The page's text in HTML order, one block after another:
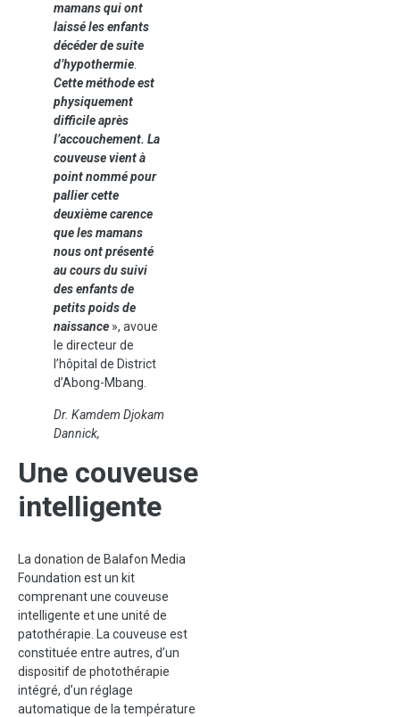
mamans qui ont
laissé les enfants
décéder de suite
d’hypothermie.
Cette méthode est
physiquement
difficile après
l’accouchement. La
couveuse vient à
point nommé pour
pallier cette
deuxième carence
que les mamans
nous ont présenté
au cours du suivi
des enfants de
petits poids de
naissance », avoue
le directeur de
l’hôpital de District
d’Abong-Mbang.
Dr. Kamdem Djokam
Dannick,
Une couveuse
intelligente
La donation de Balafon Media
Foundation est un kit
comprenant une couveuse
intelligente et une unité de
patothérapie. La couveuse est
constituée entre autres, d’un
dispositif de photothérapie
intégré, d’un réglage
automatique de la température